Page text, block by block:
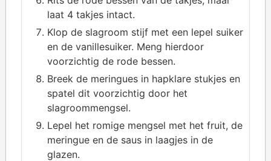
laat 4 takjes intact.
Klop de slagroom stijf met een lepel suiker
en de vanillesuiker. Meng hierdoor
voorzichtig de rode bessen.
Breek de meringues in hapklare stukjes en
spatel dit voorzichtig door het
slagroommengsel.
Lepel het romige mengsel met het fruit, de
meringue en de saus in laagjes in de
glazen.